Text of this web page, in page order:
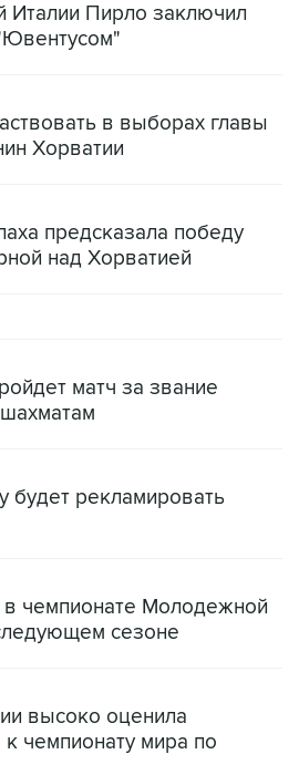
Италии Пирло заключил
в выборах главы
Хорватии
предсказала победу
над Хорватией
матч за звание
будет рекламировать
в чемпионате Молодежной
сезоне
высоко оценила
к чемпионату мира по